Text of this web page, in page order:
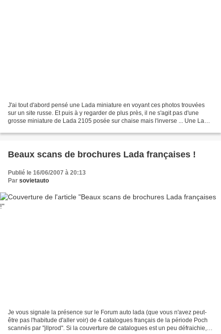
J'ai tout d'abord pensé une Lada miniature en voyant ces photos trouvées
sur un site russe. Et puis à y regarder de plus près, il ne s'agit pas d'une
grosse miniature de Lada 2105 posée sur chaise mais l'inverse ... Une Lada
Beaux scans de brochures Lada françaises !
Publié le 16/06/2007 à 20:13
Par sovietauto
Je vous signale la présence sur le Forum auto lada (que vous n'avez peut-
être pas l'habitude d'aller voir) de 4 catalogues français de la période Poch
scannés par "jllprod". Si la couverture de catalogues est un peu défraichie,